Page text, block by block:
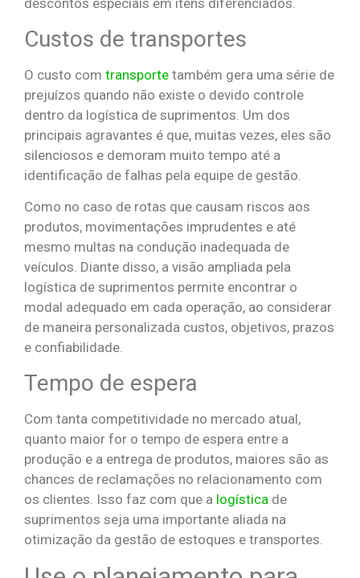
descontos especiais em itens diferenciados.
Custos de transportes
O custo com transporte também gera uma série de
prejuízos quando não existe o devido controle
dentro da logística de suprimentos. Um dos
principais agravantes é que, muitas vezes, eles são
silenciosos e demoram muito tempo até a
identificação de falhas pela equipe de gestão.
Como no caso de rotas que causam riscos aos
produtos, movimentações imprudentes e até
mesmo multas na condução inadequada de
veículos. Diante disso, a visão ampliada pela
logística de suprimentos permite encontrar o
modal adequado em cada operação, ao considerar
de maneira personalizada custos, objetivos, prazos
e confiabilidade.
Tempo de espera
Com tanta competitividade no mercado atual,
quanto maior for o tempo de espera entre a
produção e a entrega de produtos, maiores são as
chances de reclamações no relacionamento com
os clientes. Isso faz com que a logística de
suprimentos seja uma importante aliada na
otimização da gestão de estoques e transportes.